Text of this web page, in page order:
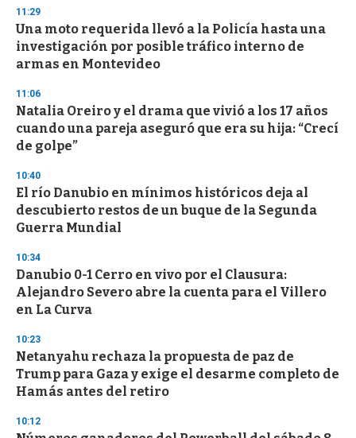
11:29
Una moto requerida llevó a la Policía hasta una
investigación por posible tráfico interno de
armas en Montevideo
11:06
Natalia Oreiro y el drama que vivió a los 17 años
cuando una pareja aseguró que era su hija: “Crecí
de golpe”
10:40
El río Danubio en mínimos históricos deja al
descubierto restos de un buque de la Segunda
Guerra Mundial
10:34
Danubio 0-1 Cerro en vivo por el Clausura:
Alejandro Severo abre la cuenta para el Villero
en La Curva
10:23
Netanyahu rechaza la propuesta de paz de
Trump para Gaza y exige el desarme completo de
Hamás antes del retiro
10:12